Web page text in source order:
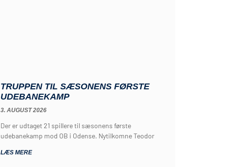
TRUPPEN TIL SÆSONENS FØRSTE
UDEBANEKAMP
3. AUGUST 2026
Der er udtaget 21 spillere til sæsonens første
udebanekamp mod OB i Odense. Nytilkomne Teodor
LÆS MERE